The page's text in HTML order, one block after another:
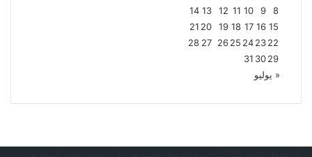
8
9
10
11
12
13
14
15
16
17
18
19
20
21
22
23
24
25
26
27
28
29
30
31
« يوليو